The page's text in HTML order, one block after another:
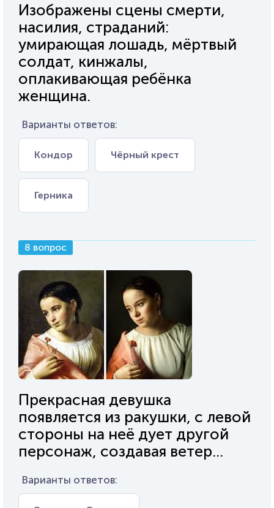
Изображены сцены смерти,
насилия, страданий:
умирающая лошадь, мёртвый
солдат, кинжалы,
оплакивающая ребёнка
женщина.
Варианты ответов:
Кондор Чёрный крест
Герника
8 вопрос
Прекрасная девушка
появляется из ракушки, с левой
стороны на неё дует другой
персонаж, создавая ветер...
Варианты ответов: